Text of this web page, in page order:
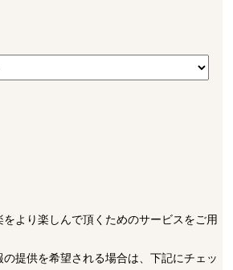
より楽しんで頂くためのサービスをご用
提供を希望される場合は、下記にチェッ